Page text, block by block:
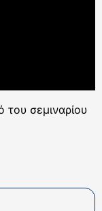
του σεμιναρίου